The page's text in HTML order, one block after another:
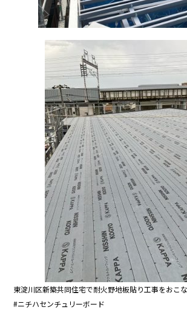
東淀川区新築共同住宅で耐火野地板貼り工事をおこな
#ニチハセンチュリーボード